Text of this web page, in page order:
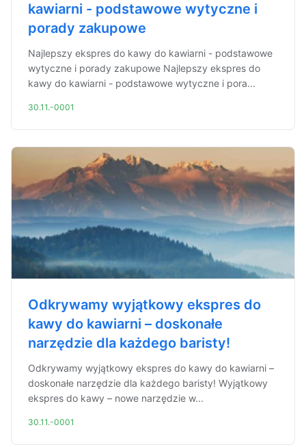
kawiarni - podstawowe wytyczne i
porady zakupowe
Najlepszy ekspres do kawy do kawiarni - podstawowe
wytyczne i porady zakupowe Najlepszy ekspres do
kawy do kawiarni - podstawowe wytyczne i pora...
30.11.-0001
Odkrywamy wyjątkowy ekspres do
kawy do kawiarni – doskonałe
narzędzie dla każdego baristy!
Odkrywamy wyjątkowy ekspres do kawy do kawiarni –
doskonałe narzędzie dla każdego baristy! Wyjątkowy
ekspres do kawy – nowe narzędzie w...
30.11.-0001